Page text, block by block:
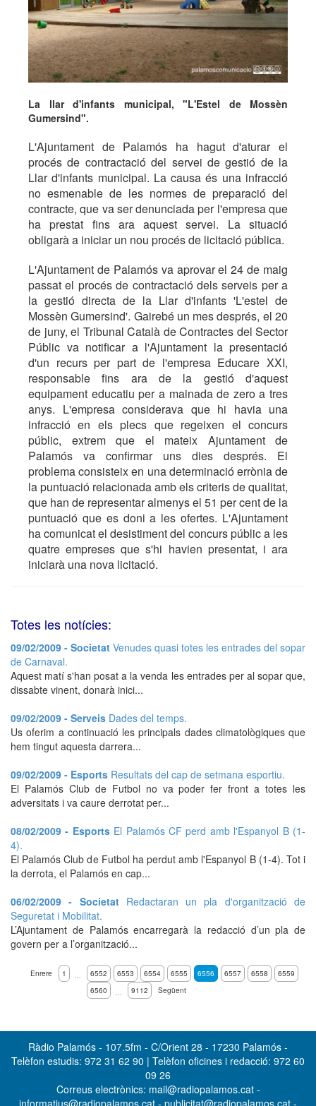
La llar d'infants municipal, "L'Estel de Mossèn
Gumersind".
L'Ajuntament de Palamós ha hagut d'aturar el
procés de contractació del servei de gestió de la
Llar d'infants municipal. La causa és una infracció
no esmenable de les normes de preparació del
contracte, que va ser denunciada per l'empresa que
ha prestat fins ara aquest servei. La situació
obligarà a iniciar un nou procés de licitació pública.
L'Ajuntament de Palamós va aprovar el 24 de maig
passat el procés de contractació dels serveis per a
la gestió directa de la Llar d'infants 'L'estel de
Mossèn Gumersind'. Gairebé un mes després, el 20
de juny, el Tribunal Català de Contractes del Sector
Públic va notificar a l'Ajuntament la presentació
d'un recurs per part de l'empresa Educare XXI,
responsable fins ara de la gestió d'aquest
equipament educatiu per a mainada de zero a tres
anys. L'empresa considerava que hi havia una
infracció en els plecs que regeixen el concurs
públic, extrem que el mateix Ajuntament de
Palamós va confirmar uns dies després. El
problema consisteix en una determinació errònia de
la puntuació relacionada amb els criteris de qualitat,
que han de representar almenys el 51 per cent de la
puntuació que es doni a les ofertes. L'Ajuntament
ha comunicat el desistiment del concurs públic a les
quatre empreses que s'hi havien presentat, i ara
iniciarà una nova licitació.
Totes les notícies:
09/02/2009 - Societat Venudes quasi totes les entrades del sopar
de Carnaval.
Aquest matí s'han posat a la venda les entrades per al sopar que,
dissabte vinent, donarà inici...
09/02/2009 - Serveis Dades del temps.
Us oferim a continuació les principals dades climatològiques que
hem tingut aquesta darrera...
09/02/2009 - Esports Resultats del cap de setmana esportiu.
El Palamós Club de Futbol no va poder fer front a totes les
adversitats i va caure derrotat per...
08/02/2009 - Esports El Palamós CF perd amb l'Espanyol B (1-
4).
El Palamós Club de Futbol ha perdut amb l'Espanyol B (1-4). Tot i
la derrota, el Palamós en cap...
06/02/2009 - Societat Redactaran un pla d'organització de
Seguretat i Mobilitat.
L’Ajuntament de Palamós encarregarà la redacció d’un pla de
govern per a l’organització...
Enrere 1 … 6552 6553 6554 6555 6556 6557 6558
6559
6560
… 9112 Següent
Ràdio Palamós - 107.5fm - C/Orient 28 - 17230 Palamós -
Telèfon estudis: 972 31 62 90 | Telèfon oficines i redacció: 972 60
09 26
Correus electrònics: mail@radiopalamos.cat -
informatius@radiopalamos.cat - publicitat@radiopalamos.cat -